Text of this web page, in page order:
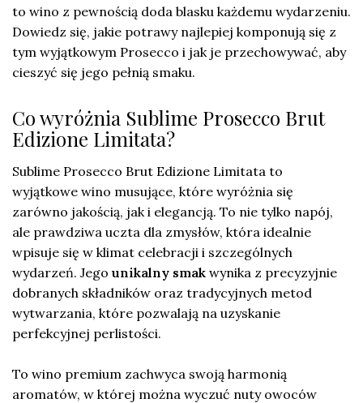
to wino z pewnością doda blasku każdemu wydarzeniu.
Dowiedz się, jakie potrawy najlepiej komponują się z
tym wyjątkowym Prosecco i jak je przechowywać, aby
cieszyć się jego pełnią smaku.
Co wyróżnia Sublime Prosecco Brut
Edizione Limitata?
Sublime Prosecco Brut Edizione Limitata to
wyjątkowe wino musujące, które wyróżnia się
zarówno jakością, jak i elegancją. To nie tylko napój,
ale prawdziwa uczta dla zmysłów, która idealnie
wpisuje się w klimat celebracji i szczególnych
wydarzeń. Jego unikalny smak wynika z precyzyjnie
dobranych składników oraz tradycyjnych metod
wytwarzania, które pozwalają na uzyskanie
perfekcyjnej perlistości.
To wino premium zachwyca swoją harmonią
aromatów, w której można wyczuć nuty owoców